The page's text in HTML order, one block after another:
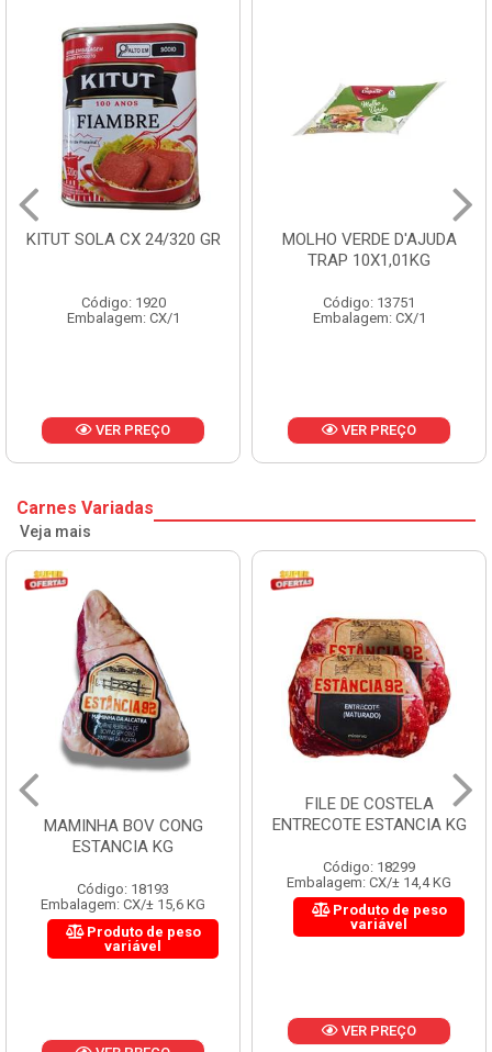
KITUT SOLA CX 24/320 GR
Código: 1920
Embalagem: CX/1
VER PREÇO
MOLHO VERDE D'AJUDA
TRAP 10X1,01KG
Código: 13751
Embalagem: CX/1
VER PREÇO
Carnes Variadas
Veja mais
MAMINHA BOV CONG
ESTANCIA KG
Código: 18193
Embalagem: CX/± 15,6 KG
Produto de peso
variável
FILE DE COSTELA
ENTRECOTE ESTANCIA KG
Código: 18299
Embalagem: CX/± 14,4 KG
Produto de peso
variável
VER PREÇO